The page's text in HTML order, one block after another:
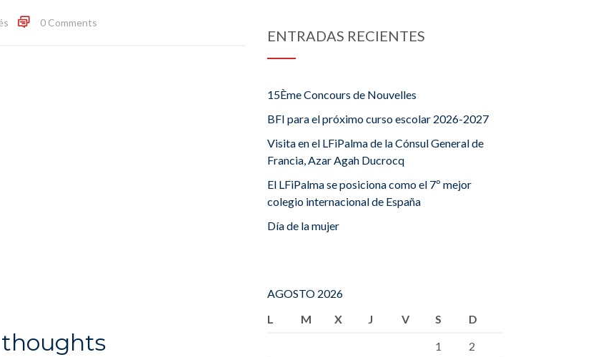
0 Comments
ENTRADAS RECIENTES
15Ème Concours de Nouvelles
BFI para el próximo curso escolar 2026-2027
Visita en el LFiPalma de la Cónsul General de
Francia, Azar Agah Ducrocq
El LFiPalma se posiciona como el 7º mejor
colegio internacional de España
Día de la mujer
AGOSTO 2026
L
M X J V S
D
1
2